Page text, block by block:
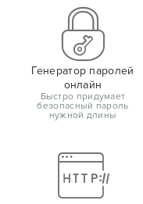
Генератор паролей
онлайн
Быстро придумает
безопасный пароль
нужной длины